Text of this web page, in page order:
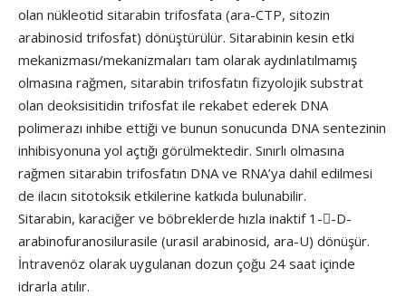
olan nükleotid sitarabin trifosfata (ara-CTP, sitozin
arabinosid trifosfat) dönüştürülür. Sitarabinin kesin etki
mekanizması/mekanizmaları tam olarak aydınlatılmamış
olmasına rağmen, sitarabin trifosfatın fizyolojik substrat
olan deoksisitidin trifosfat ile rekabet ederek DNA
polimerazı inhibe ettiği ve bunun sonucunda DNA sentezinin
inhibisyonuna yol açtığı görülmektedir. Sınırlı olmasına
rağmen sitarabin trifosfatın DNA ve RNA’ya dahil edilmesi
de ilacın sitotoksik etkilerine katkıda bulunabilir.
Sitarabin, karaciğer ve böbreklerde hızla inaktif 1--D-
arabinofuranosilurasile (urasil arabinosid, ara-U) dönüşür.
İntravenöz olarak uygulanan dozun çoğu 24 saat içinde
idrarla atılır.